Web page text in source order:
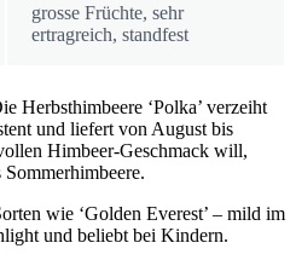
grosse Früchte, sehr
ertragreich, standfest
Herbsthimbeere ‘Polka’ verzeiht
und liefert von August bis
Himbeer-Geschmack will,
wie ‘Golden Everest’ – mild im
und beliebt bei Kindern.